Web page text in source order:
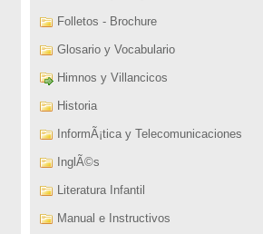
Folletos - Brochure
Glosario y Vocabulario
Himnos y Villancicos
Historia
InformÃ¡tica y Telecomunicaciones
InglÃ©s
Literatura Infantil
Manual e Instructivos